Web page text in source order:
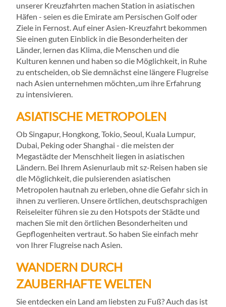
unserer Kreuzfahrten machen Station in asiatischen
Häfen - seien es die Emirate am Persischen Golf oder
Ziele in Fernost. Auf einer Asien-Kreuzfahrt bekommen
Sie einen guten Einblick in die Besonderheiten der
Länder, lernen das Klima, die Menschen und die
Kulturen kennen und haben so die Möglichkeit, in Ruhe
zu entscheiden, ob Sie demnächst eine längere Flugreise
nach Asien unternehmen möchten,.um ihre Erfahrung
zu intensivieren.
ASIATISCHE METROPOLEN
Ob Singapur, Hongkong, Tokio, Seoul, Kuala Lumpur,
Dubai, Peking oder Shanghai - die meisten der
Megastädte der Menschheit liegen in asiatischen
Ländern. Bei Ihrem Asienurlaub mit sz-Reisen haben sie
dle Möglichkeit, die pulsierenden asiatischen
Metropolen hautnah zu erleben, ohne die Gefahr sich in
ihnen zu verlieren. Unsere örtlichen, deutschsprachigen
Reiseleiter führen sie zu den Hotspots der Städte und
machen Sie mit den örtlichen Besonderheiten und
Gepflogenheiten vertraut. So haben Sie einfach mehr
von Ihrer Flugreise nach Asien.
WANDERN DURCH
ZAUBERHAFTE WELTEN
Sie entdecken ein Land am liebsten zu Fuß? Auch das ist